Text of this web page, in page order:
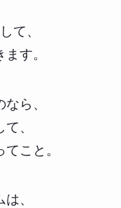
て、
す。
ら、
、
こと。
、